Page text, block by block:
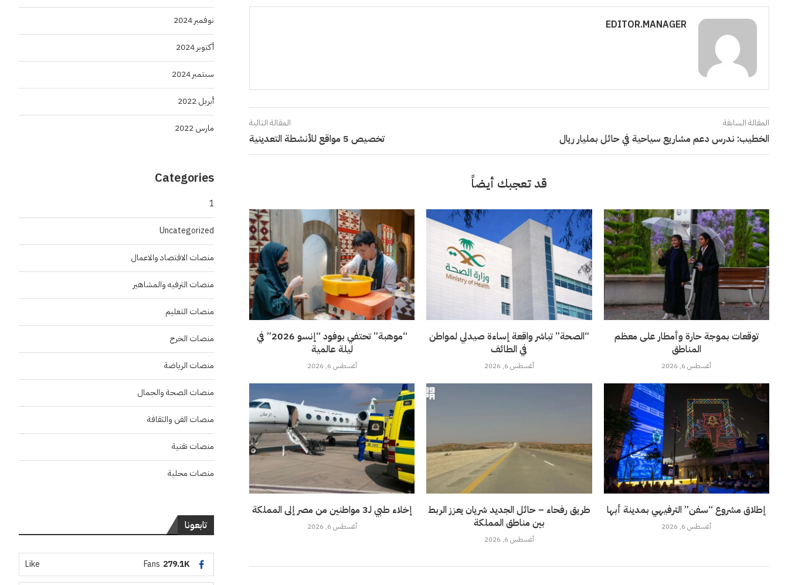
EDITOR.MANAGER
المقالة السابقة
الخطيب: ندرس دعم مشاريع سياحية في حائل بمليار ريال
المقالة التالية
تخصيص 5 مواقع للأنشطة التعدينية
قد تعجبك أيضاً
“موهبة” تحتفي بوفود “إنسو 2026” في
ليلة عالمية
أغسطس 6, 2026
“الصحة” تباشر واقعة إساءة صيدلي لمواطن
في الطائف
أغسطس 6, 2026
توقعات بموجة حارة وأمطار على معظم
المناطق
أغسطس 6, 2026
إخلاء طبي لـ3 مواطنين من مصر إلى المملكة
أغسطس 6, 2026
طريق رفحاء – حائل الجديد شريان يعزز الربط
بين مناطق المملكة
أغسطس 6, 2026
إطلاق مشروع “سفن” الترفيهي بمدينة أبها
أغسطس 6, 2026
نوفمبر 2024
أكتوبر 2024
سبتمبر 2024
أبريل 2022
مارس 2022
Categories
1
Uncategorized
منصات الاقتصاد والاعمال
منصات الترفيه والمشاهير
منصات التعليم
منصات الخرج
منصات الرياضة
منصات الصحة والجمال
منصات الفن والثقافة
منصات تقنية
منصات محلية
تابعونا
279.1K
Fans
Like